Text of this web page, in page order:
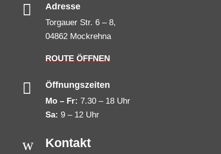
 Adresse
Torgauer Str. 6 – 8,
04862 Mockrehna
ROUTE ÖFFNEN
 Öffnungszeiten
Mo – Fr: 7.30 – 18 Uhr
Sa: 9 – 12 Uhr
w Kontakt